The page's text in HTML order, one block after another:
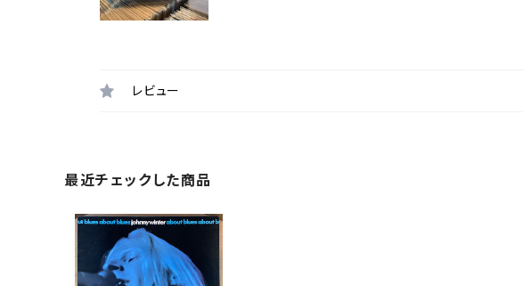
レビュー
最近チェックした商品